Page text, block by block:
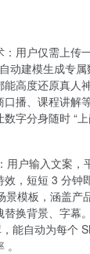
：用户仅需上传
动建模生成专
能高度还原真人
口播、课程讲解
字分身随时 “
：用户输入文案
，短短 3 分钟
景模板，涵盖产
替换背景、字幕
能自动为每个